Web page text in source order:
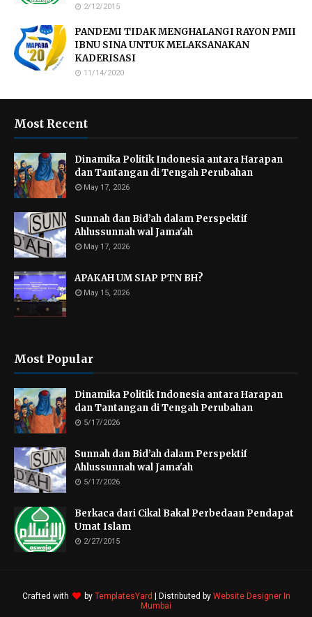
2/12/2015
PANDEMI TIDAK MENGHALANGI RAYON PMII
IBNU SINA UNTUK MELAKSANAKAN
KADERISASI
11/14/2020
Most Recent
Dinamika Politik Indonesia antara Harapan
dan Tantangan di Tengah Perubahan
May 17, 2026
Sunnah dan Bid’ah dalam Perspektif
Ahlussunnah wal Jama'ah
May 17, 2026
APAKAH UM SIAP PTN BH?
May 15, 2026
Most Popular
Dinamika Politik Indonesia antara Harapan
dan Tantangan di Tengah Perubahan
5/17/2026
Sunnah dan Bid’ah dalam Perspektif
Ahlussunnah wal Jama'ah
5/17/2026
Berkaca dari Cikal Bakal Perbedaan Pendapat
Umat Islam
2/27/2015
Crafted with by TemplatesYard | Distributed by Website Designer In
Mumbai